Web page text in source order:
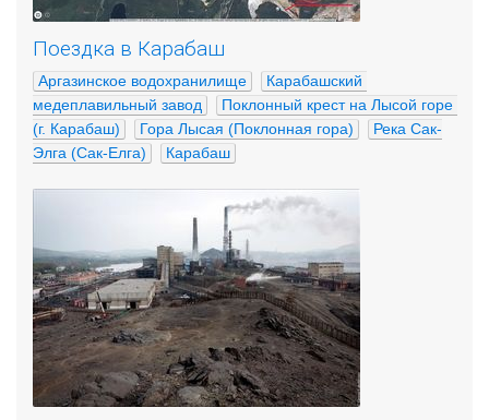
Поездка в Карабаш
Аргазинское водохранилище
Карабашский
медеплавильный завод
Поклонный крест на Лысой горе
(г. Карабаш)
Гора Лысая (Поклонная гора)
Река Сак-
Элга (Сак-Елга)
Карабаш